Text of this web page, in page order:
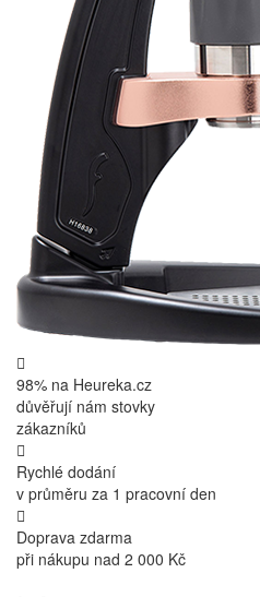
98% na Heureka.cz
důvěřují nám stovky
zákazníků
Rychlé dodání
v průměru za 1 pracovní den
Doprava zdarma
při nákupu nad 2 000 Kč